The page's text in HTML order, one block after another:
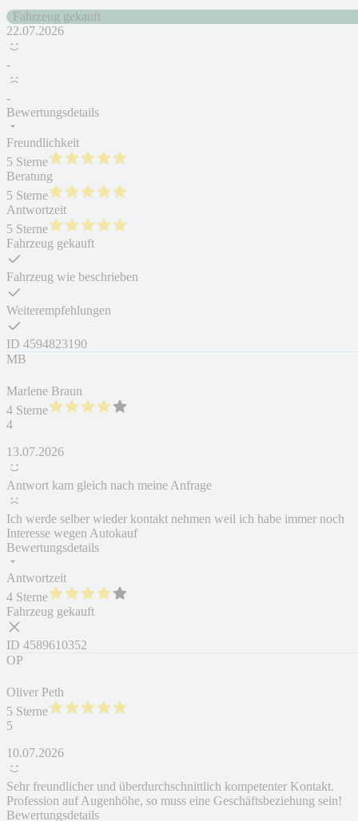
Fahrzeug gekauft
22.07.2026
-
-
Bewertungsdetails
Freundlichkeit
5 Sterne
Beratung
5 Sterne
Antwortzeit
5 Sterne
Fahrzeug gekauft
Fahrzeug wie beschrieben
Weiterempfehlungen
ID 4594823190
MB
Marlene Braun
4 Sterne
4
13.07.2026
Antwort kam gleich nach meine Anfrage
Ich werde selber wieder kontakt nehmen weil ich habe immer noch
Interesse wegen Autokauf
Bewertungsdetails
Antwortzeit
4 Sterne
Fahrzeug gekauft
ID 4589610352
OP
Oliver Peth
5 Sterne
5
10.07.2026
Sehr freundlicher und überdurchschnittlich kompetenter Kontakt.
Profession auf Augenhöhe, so muss eine Geschäftsbeziehung sein!
Bewertungsdetails